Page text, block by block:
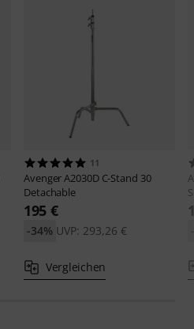
11
AvengerA2030D C-Stand 30
Detachable
195 €
UVP: 293,26 €
-34%
Vergleichen